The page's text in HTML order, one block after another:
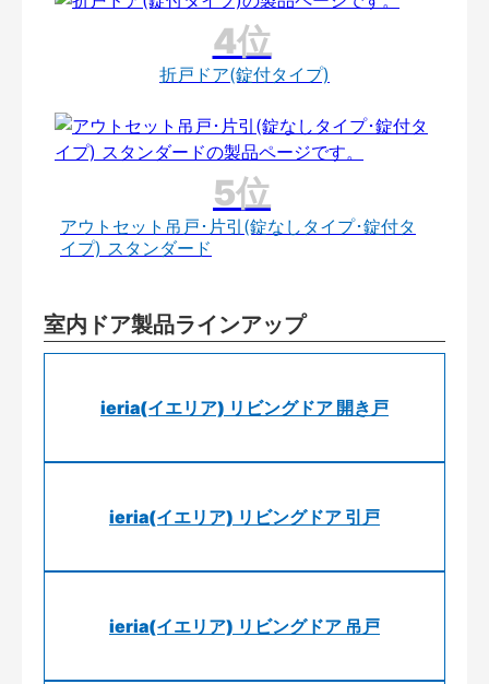
折戸ドア(錠付タイプ)
アウトセット吊戸･片引(錠なしタイプ･錠付タ
イプ) スタンダード
室内ドア製品ラインアップ
ieria(イエリア) リビングドア 開き戸
ieria(イエリア) リビングドア 引戸
ieria(イエリア) リビングドア 吊戸